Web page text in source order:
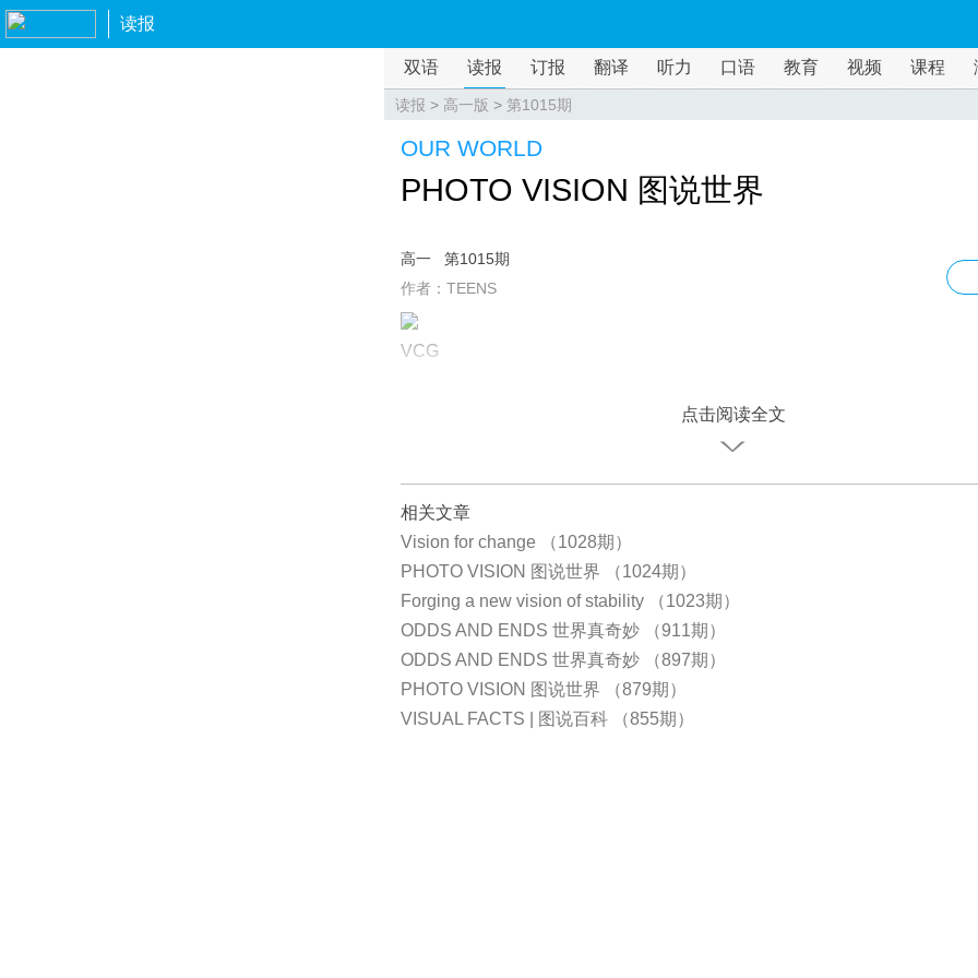
读报
双语 读报 订报 翻译 听力 口语 教育 视频 课程
读报 > 高一版 > 第1015期
OUR WORLD
PHOTO VISION 图说世界
高一
第1015期
作者：TEENS
VCG
点击阅读全文
相关文章
Vision for change （1028期）
PHOTO VISION 图说世界 （1024期）
Forging a new vision of stability （1023期）
ODDS AND ENDS 世界真奇妙 （911期）
ODDS AND ENDS 世界真奇妙 （897期）
PHOTO VISION 图说世界 （879期）
VISUAL FACTS | 图说百科 （855期）